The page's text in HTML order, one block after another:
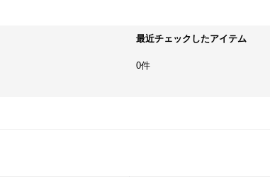
最近チェックしたアイテム
0件